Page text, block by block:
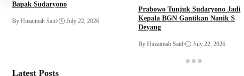
Bapak Sudaryono
By Huzaimah Said• July 22, 2026
Prabowo Tunjuk Sudaryono Jadi
Kepala BGN Gantikan Nanik S
Deyang
By Huzaimah Said• July 22, 2026
Latest Posts